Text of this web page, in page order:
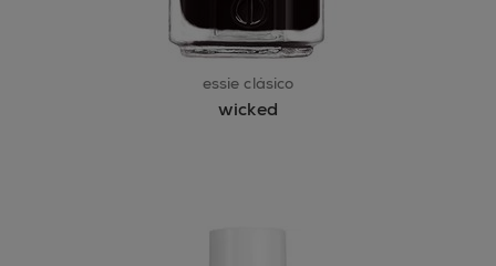
essie clásico
wicked